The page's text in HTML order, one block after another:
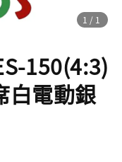
1 /1
150(4:3)
白電動銀